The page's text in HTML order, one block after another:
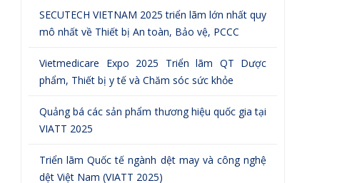
SECUTECH VIETNAM 2025 triển lãm lớn nhất quy
mô nhất về Thiết bị An toàn, Bảo vệ, PCCC
Vietmedicare Expo 2025 Triển lãm QT Dược
phẩm, Thiết bị y tế và Chăm sóc sức khỏe
Quảng bá các sản phẩm thương hiệu quốc gia tại
VIATT 2025
Triển lãm Quốc tế ngành dệt may và công nghệ
dệt Việt Nam (VIATT 2025)